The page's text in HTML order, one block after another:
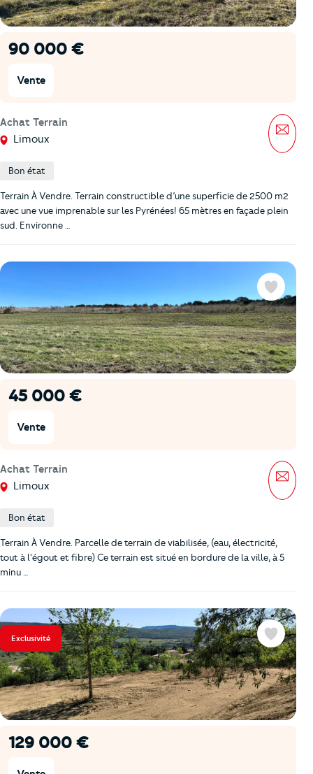
90 000 €
Vente
Achat Terrain
Limoux
Bon état
Terrain À Vendre. Terrain constructible d’une superficie de 2500 m2
avec une vue imprenable sur les Pyrénées! 65 mètres en façade plein
sud. Environne …
45 000 €
Vente
Achat Terrain
Limoux
Favoris
Bon état
Terrain À Vendre. Parcelle de terrain de viabilisée, (eau, électricité,
tout à l'égout et fibre) Ce terrain est situé en bordure de la ville, à 5
minu …
Exclusivité
129 000 €
Favoris